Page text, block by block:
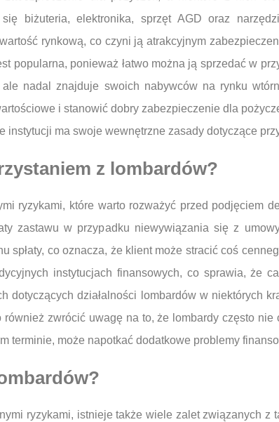
biżuteria, elektronika, sprzęt AGD oraz
rynkową, co czyni ją atrakcyjnym
popularna, ponieważ łatwo można ją sprzedać w
nadal znajduje swoich nabywców na rynku
i stanowić dobry zabezpieczenie dla
instytucji ma swoje wewnętrzne zasady dotyczące
z lombardów?
ryzykami, które warto rozważyć przed podjęciem
zastawu w przypadku niewywiązania się z
spłaty, co oznacza, że klient może stracić coś
instytucjach finansowych, co sprawia, że
dotyczących działalności lombardów w niektórych
zwrócić uwagę na to, że lombardy często
terminie, może napotkać dodatkowe problemy
ryzykami, istnieje także wiele zalet związanych z